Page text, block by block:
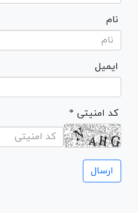
نام
ایمیل
* کد امنیتی